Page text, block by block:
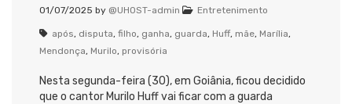
01/07/2025 by @UHOST-admin Entretenimento
após, disputa, filho, ganha, guarda, Huff, mãe, Marília,
Mendonça, Murilo, provisória
Nesta segunda-feira (30), em Goiânia, ficou decidido
que o cantor Murilo Huff vai ficar com a guarda